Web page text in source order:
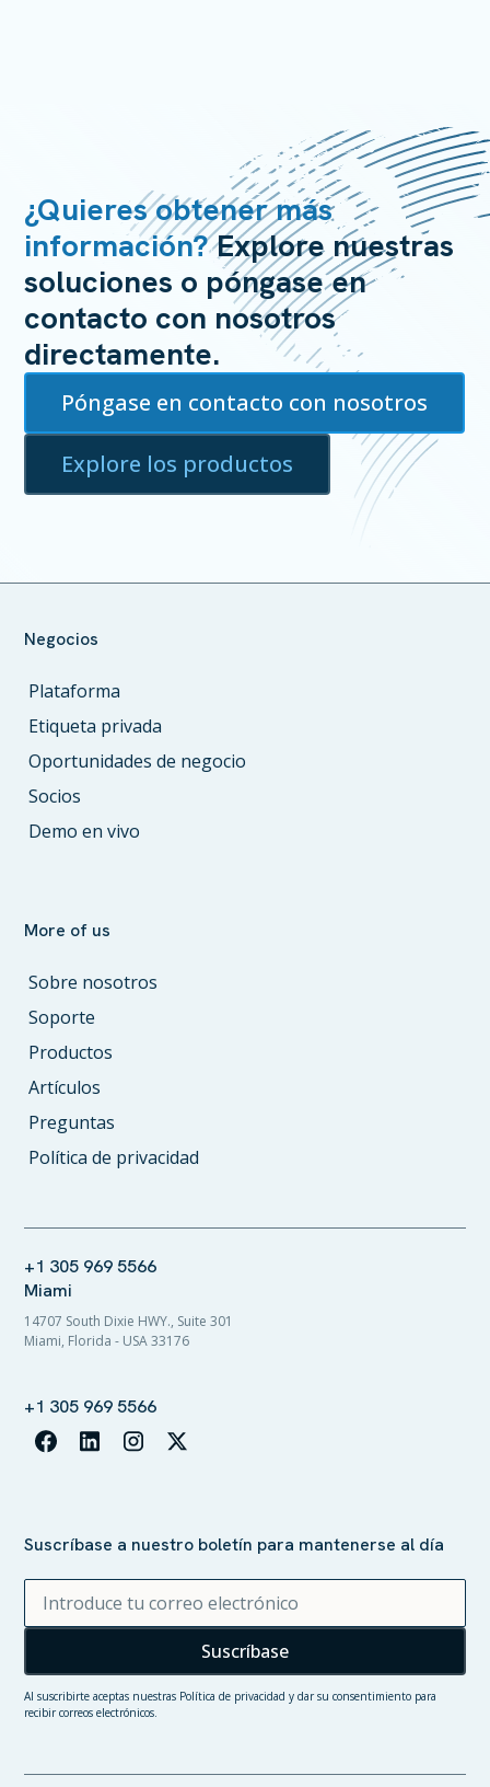
¿Quieres obtener más
información?Explore nuestras
soluciones o póngase en
contacto con nosotros
directamente.
Póngase en contacto con nosotros
Explore los productos
Negocios
Plataforma
Etiqueta privada
Oportunidades de negocio
Socios
Demo en vivo
More of us
Sobre nosotros
Soporte
Productos
Artículos
Preguntas
Política de privacidad
Suscríbase a nuestro boletín para mantenerse al día
Al suscribirte aceptas nuestras Política de privacidad y dar su consentimiento para
recibir correos electrónicos.
+1 305 969 5566
Miami
14707 South Dixie HWY., Suite 301
Miami, Florida - USA 33176
+1 305 969 5566